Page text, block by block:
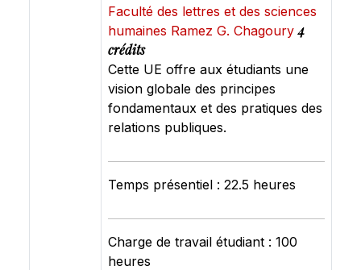
Faculté des lettres et des sciences
humaines Ramez G. Chagoury4
crédits
Cette UE offre aux étudiants une
vision globale des principes
fondamentaux et des pratiques des
relations publiques.
Temps présentiel : 22.5 heures
Charge de travail étudiant : 100
heures